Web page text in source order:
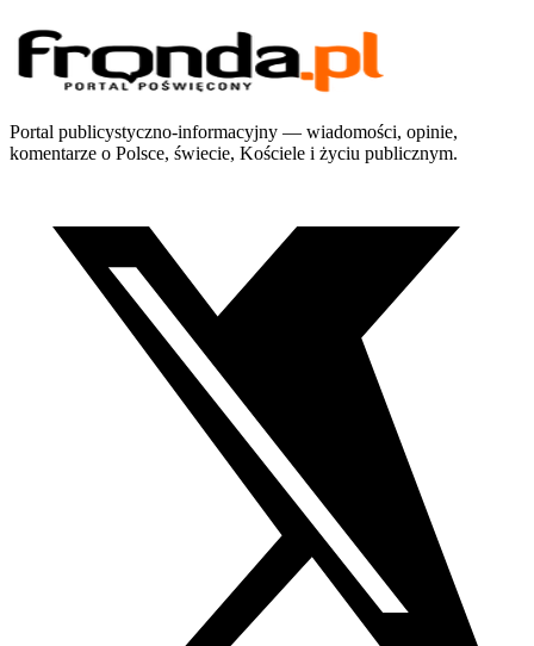
Portal publicystyczno-informacyjny — wiadomości, opinie,
komentarze o Polsce, świecie, Kościele i życiu publicznym.